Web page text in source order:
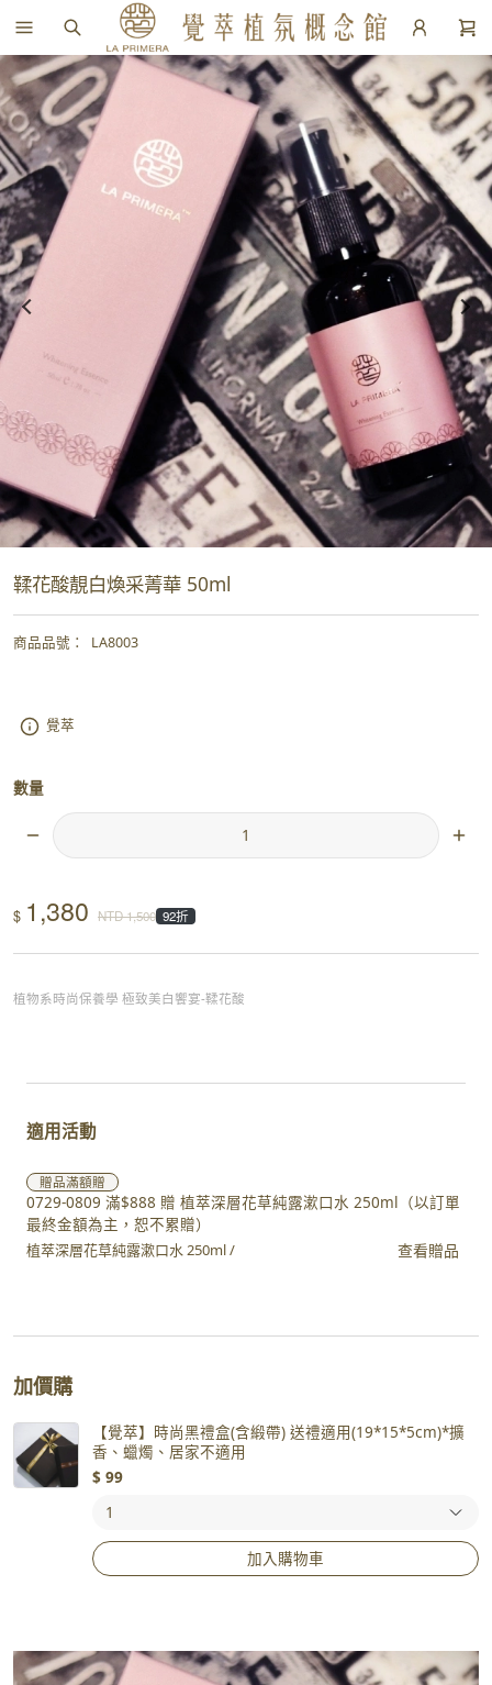
鞣花酸靚白煥采菁華 50ml
商品品號 ： LA8003
覺萃
數量
$ 1,380 NTD1,500 92折
植物系時尚保養學 極致美白饗宴-鞣花酸
適用活動
贈品滿額贈
0729-0809 滿$888 贈 植萃深層花草純露漱口水 250ml（以訂單
最終金額為主，恕不累贈）
植萃深層花草純露漱口水 250ml /
查看贈品
加價購
【覺萃】時尚黑禮盒(含緞帶) 送禮適用(19*15*5cm)*擴
香、蠟燭、居家不適用
$ 99
加入購物車